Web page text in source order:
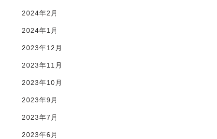
2024年2月
2024年1月
2023年12月
2023年11月
2023年10月
2023年9月
2023年7月
2023年6月